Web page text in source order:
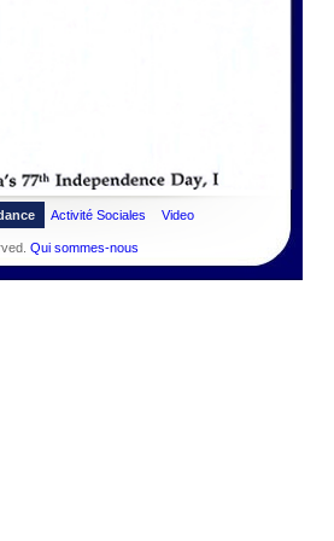
Activité Sociales Video
Qui sommes-nous